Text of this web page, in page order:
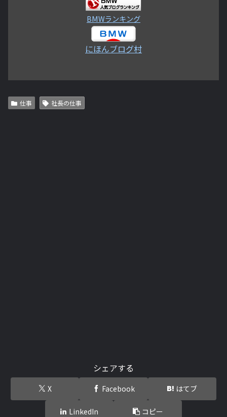
BMWランキング
にほんブログ村
仕事 社長の仕事
シェアする
X Facebook はてブ
LinkedIn コピー